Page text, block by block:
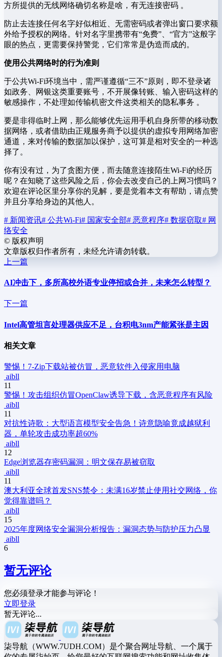
方所提供的无线网络确切名称是啥，有无连接密码 。
防止去连接任何名字好似相近、无需密码或者弹出窗口要求额
外给予授权的网络。针对名字里携带有“免费”、“官方”这般字
眼的热点，更需要保持警觉，它们常常是伪造而成的。
使用公共网络时的行为准则
于公共Wi-Fi环境当中，需严谨遵循“三不”原则，即不登录诸
如政务、网银这类重要账号，不开展像转账、输入密码这样的
敏感操作，不处理如传输机密文件这类相关的隐私事务 。
要是非得临时上网，那么能够优先运用手机自身所带的移动数
据网络，或者借助由正规服务商予以提供的虚拟专用网络加密
通道，来对传输的数据加以保护，这可算是相对安全的一种选
择了。
你有没有过，为了贪图方便，而去随意连接陌生Wi-Fi的经历
呢？在知晓了这些风险之后，你会去改变自己的上网习惯吗？
欢迎在评论区里分享你的见解，要是觉着本文有帮助，请点赞
并且分享给身边的其他人。
# 新闻资讯# 公共Wi-Fi# 国家安全部# 恶意程序# 数据窃取# 网
络安全
© 版权声明
文章版权归作者所有，未经允许请勿转载。
上一篇
AI冲击下，多所高校外语专业停招或合并，未来怎么转型？
下一篇
Intel高管坦言处理器供应不足，台积电3nm产能紧张是主因
相关文章
警惕！7-Zip下载站被仿冒，恶意软件入侵家用电脑
aibll
11
警惕！攻击组织仿冒OpenClaw诱导下载，含恶意程序有风险
aibll
11
对抗性诗歌：大型语言模型安全告急！诗意隐喻竟成越狱利
器，单轮攻击成功率超60%
aibll
12
Edge浏览器存密码漏洞：明文保存易被窃取
aibll
11
澳大利亚全球首发SNS禁令：未满16岁禁止使用社交网络，你
觉得靠谱吗？
aibll
15
2025年度网络安全漏洞分析报告：漏洞态势与防护压力凸显
aibll
6
暂无评论
您必须登录才能参与评论！
立即登录
暂无评论...
柒导航（WWW.7UDH.COM）是个聚合网址导航、一个属于